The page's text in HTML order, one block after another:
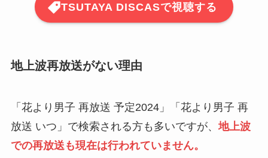
TSUTAYA DISCASで視聴する
地上波再放送がない理由
「花より男子 再放送 予定2024」「花より男子 再
放送 いつ」で検索される方も多いですが、 地上波
での再放送も現在は行われていません。